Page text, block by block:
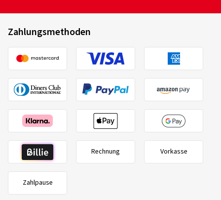
Zahlungsmethoden
Rechnung Vorkasse
Zahlpause